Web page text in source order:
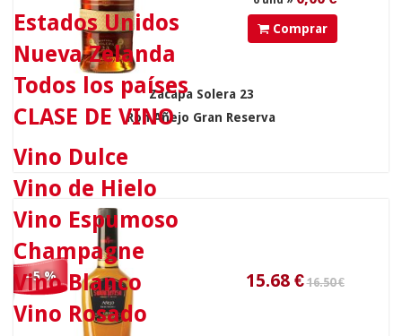
Comprar
Zacapa Solera 23
Ron Añejo Gran Reserva
- 5 %
15.68
Estados Unidos
Nueva Zelanda
Todos los países
CLASE DE VINO
Vino Dulce
Vino de Hielo
Vino Espumoso
Champagne
Vino Blanco
Vino Rosado